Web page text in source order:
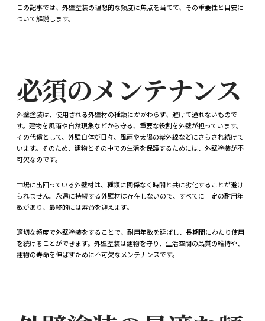
この記事では、外壁塗装の理想的な頻度に焦点を当てて、その重要性と目安に
ついて解説します。
必須のメンテナンス
外壁塗装は、使用される外壁材の種類にかかわらず、避けて通れないもので
す。建物を風雨や自然現象などから守る、重要な役割を外壁が担っています。
その代償として、外壁自体が日々、風雨や太陽の紫外線などにさらされ続けて
います。そのため、建物とその中での生活を保護するためには、外壁塗装が不
可欠なのです。
市場に出回っている外壁材は、種類に関係なく時間と共に劣化することが避け
られません。永遠に持続する外壁材は存在しないので、すべてに一定の耐用年
数があり、最終的には寿命を迎えます。
適切な頻度で外壁塗装をすることで、耐用年数を延ばし、長期間にわたり使用
を続けることができます。外壁塗装は建物を守り、生活空間の品質の維持や、
建物の寿命を伸ばすために不可欠なメンテナンスです。